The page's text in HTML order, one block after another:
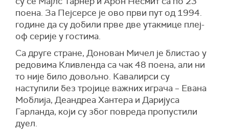
поена. За Пејсерсе је ово први пут од 1994.
године да су добили прве две утакмице плеј-
оф серије у гостима.
Са друге стране, Донован Мичел је блистао у
редовима Кливленда са чак 48 поена, али ни
то није било довољно. Кавалирси су
наступили без тројице важних играча – Евана
Моблија, Деaндреа Хантера и Даријуса
Гарланда, који су због повреда пропустили
дуел.